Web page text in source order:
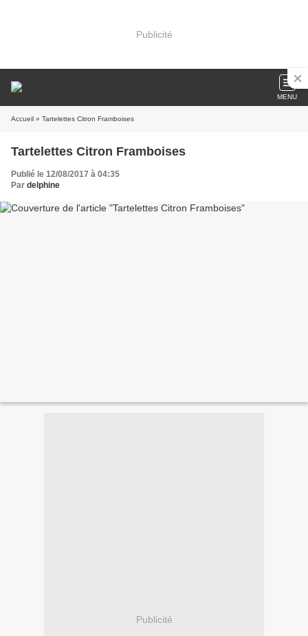
Publicité
MENU
Accueil » Tartelettes Citron Framboises
Tartelettes Citron Framboises
Publié le 12/08/2017 à 04:35
Par delphine
Publicité